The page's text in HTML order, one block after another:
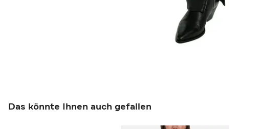
Das könnte Ihnen auch gefallen